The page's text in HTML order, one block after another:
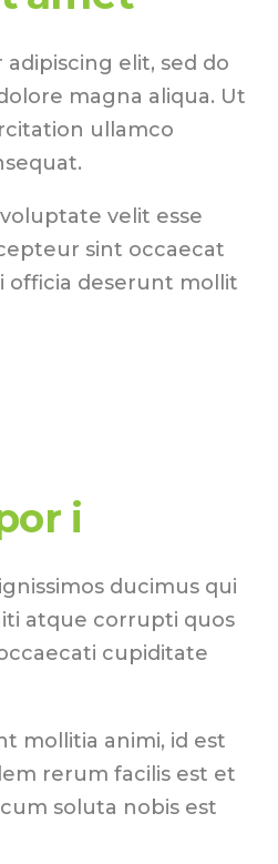
elit, sed do
magna aliqua. Ut
ullamco
velit esse
sint occaecat
officia deserunt mollit
i
ducimus qui
atque corrupti quos
cupiditate
mollitia animi, id est
rerum facilis est et
soluta nobis est